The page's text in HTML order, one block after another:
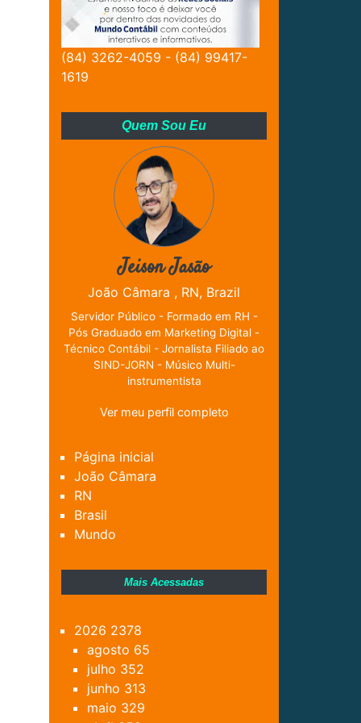
(84) 3262-4059 - (84) 99417-
1619
Quem Sou Eu
Jeison Jasão
João Câmara , RN, Brazil
Servidor Público - Formado em RH -
Pós Graduado em Marketing Digital -
Técnico Contábil - Jornalista Filiado ao
SIND-JORN - Músico Multi-
instrumentista
Ver meu perfil completo
Página inicial
João Câmara
RN
Brasil
Mundo
Mais Acessadas
2026 2378
agosto 65
julho 352
junho 313
maio 329